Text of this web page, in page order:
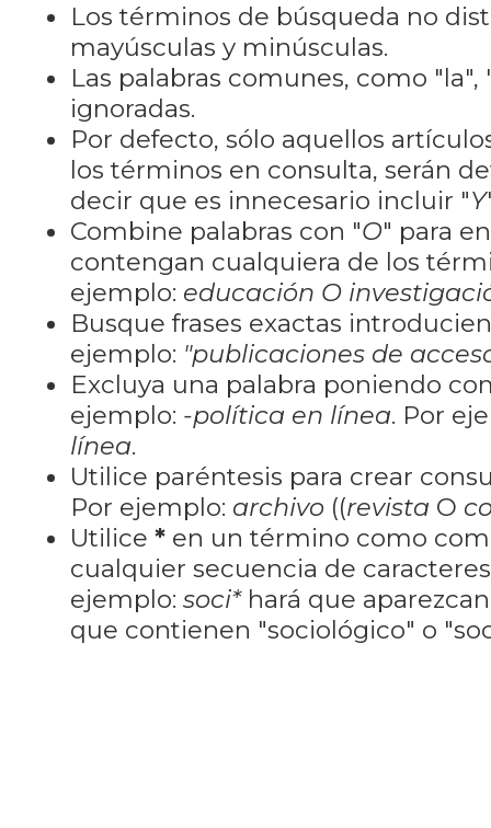
Los términos de búsqueda no
mayúsculas y minúsculas.
Las palabras comunes, como "la",
ignoradas.
Por defecto, sólo aquellos
los términos en consulta, serán
decir que es innecesario incluir "Y
Combine palabras con "O" para
contengan cualquiera de los
ejemplo: educación O
Busque frases exactas
ejemplo: "publicaciones de
Excluya una palabra poniendo
ejemplo: -política en línea. Por
línea.
Utilice paréntesis para crear
Por ejemplo: archivo ((revista O
Utilice *en un término como
cualquier secuencia de
ejemplo: soci*hará que
que contienen "sociológico" o